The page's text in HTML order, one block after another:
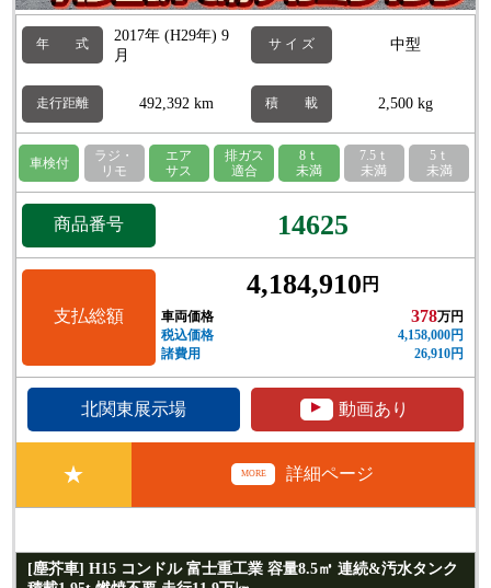
年 式
2017年 (H29年) 9
月
サ イ ズ 中型
走行距離 492,392 km 積 載 2,500 kg
車検付
ラジ・
リモ
エア
サス
排ガス
適合
8ｔ
未満
7.5ｔ
未満
5ｔ
未満
商品番号 14625
支払総額
4,184,910 円
車両価格 378万円
税込価格
4,158,000円
諸費用
26,910円
北関東展示場 ▲ 動画あり
★ MORE 詳細ページ
[塵芥車] H15 コンドル 富士重工業 容量8.5㎥ 連続&汚水タンク